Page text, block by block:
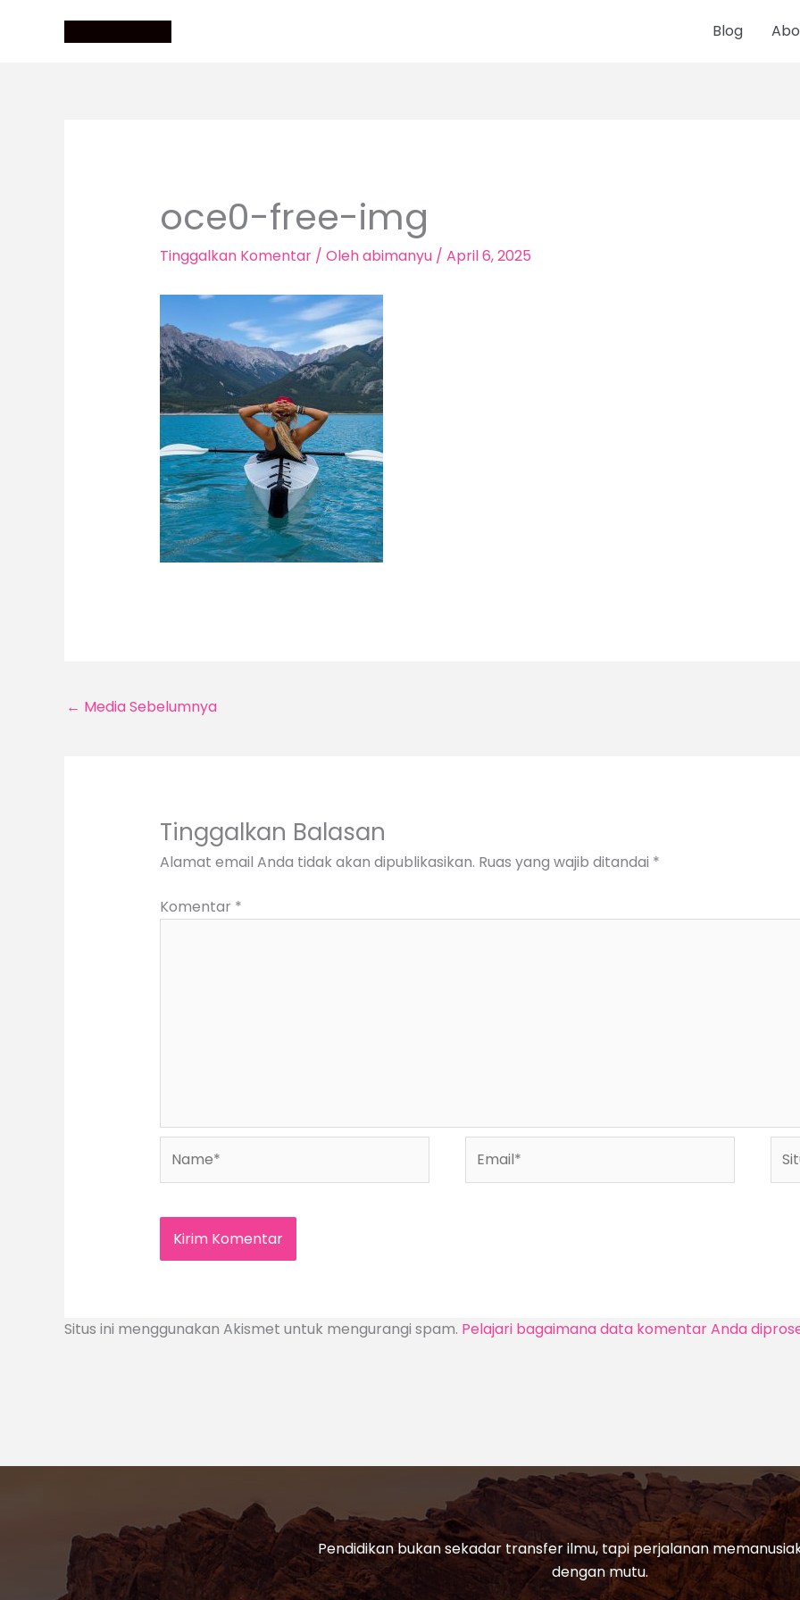
Blog
oce0-free-img
Tinggalkan Komentar / Olehabimanyu / April 6, 2025
← Media Sebelumnya
Tinggalkan Balasan
Alamat email Anda tidak akan dipublikasikan. Ruas yang wajib ditandai *
Komentar *
Situs ini menggunakan Akismet untuk mengurangi spam. Pelajari bagaimana data komentar Anda
Pendidikan bukan sekadar transfer ilmu, tapi perjalanan
dengan mutu.